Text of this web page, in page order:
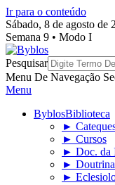
Ir para o conteúdo
Sábado, 8 de agosto de
Semana 9 • Modo I
Byblos
Pesquisar
Menu De Navegação
Menu
ByblosBiblioteca
►
► Cursos
► Doc. da
►
►